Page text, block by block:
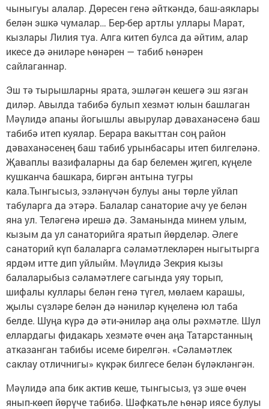
чыныгуы алалар. Дөресен генә әйткәндә, баш-аяклары
белән эшкә чумалар… Бер-бер артлы уллары Марат,
кызлары Лилия туа. Алга китеп булса да әйтим, алар
икесе дә әниләре һөнәрен — табиб һөнәрен
сайлаганнар.
Эш тә тырышларны ярата, эшләгән кешегә эш язган
диләр. Авылда табибә булып хезмәт юлын башлаган
Мәүлидә апаны йогышлы авырулар дәваханәсенә баш
табибә итеп куялар. Берара вакыттан соң район
дәваханәсенең баш табиб урынбасары итеп билгеләнә.
Җаваплы вазифаларны да бар белемен җигеп, күңеле
кушканча башкара, биргән антына тугры
кала.Тынгысыз, эзләнүчән булуы аны төрле уйлап
табуларга да этәрә. Балалар санаторие ачу уе белән
яна ул. Теләгенә ирешә дә. Заманында минем улым,
кызым да ул санаторийга яратып йөрделәр. Әлеге
санаторий күп балаларга сәламәтлекләрен ныгытырга
ярдәм итте дип уйлыйм. Мәүлидә Зек­рия кызы
балаларыбыз сәламәтлеге сагында уяу торып,
шифалы куллары белән генә түгел, мөлаем карашы,
җылы сүзләре белән дә нәниләр күңеленә юл таба
белде. Шуңа күрә дә әти-әниләр аңа олы рәхмәтле. Шул
еллардагы фидакарь хезмәте өчен аңа Татарстанның
атказанган табибы исеме бирелгән. «Сәламәтлек
саклау отличнигы» күкрәк билгесе белән бүләкләнгән.
Мәүлидә апа бик актив кеше, тынгысыз, үз эше өчен
янып-көеп йөрүче табибә. Шәфкатьле һөнәр иясе булуы